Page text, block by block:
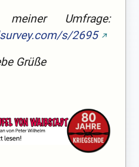
Umfrage:
s/2695
Grüße